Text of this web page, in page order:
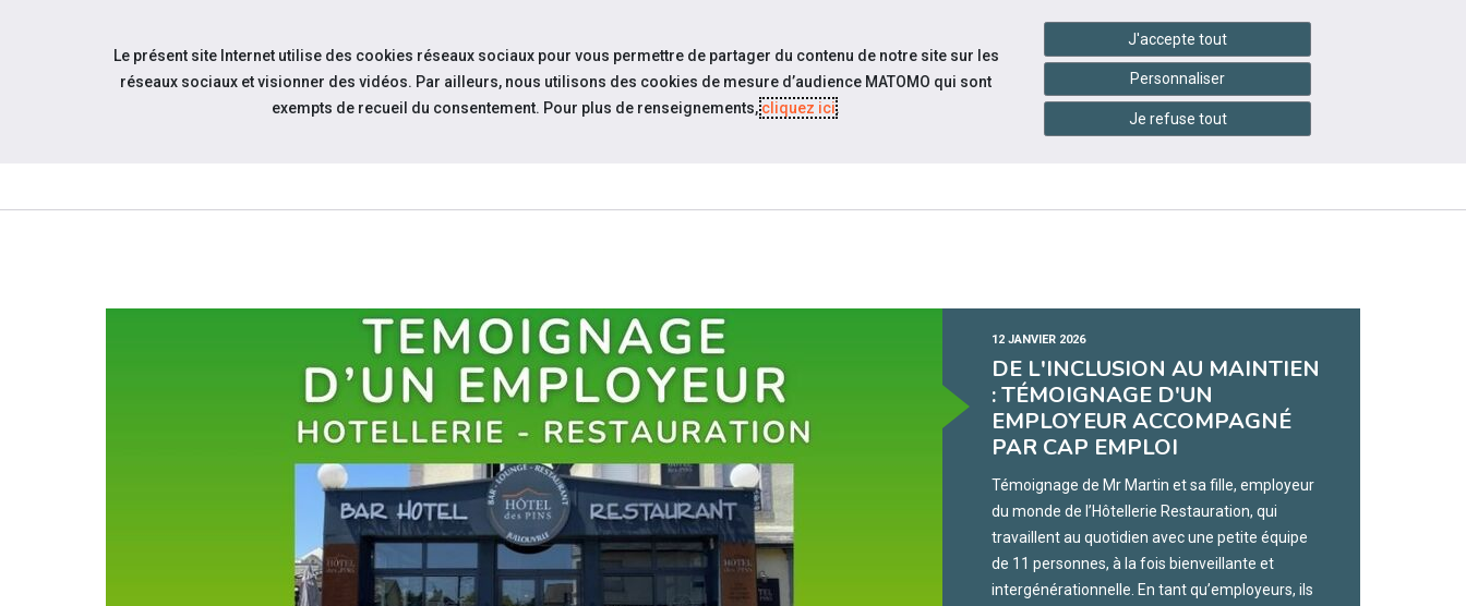
Aller au contenu
Sites du réseau settings_accessibility Accessibilité
QUI SOMMES-
INFOS
PRATIQUES
CONTACTEZ-
NOUS
12 JANVIER 2026
DE L'INCLUSION AU MAINTIEN
: TÉMOIGNAGE D'UN
EMPLOYEUR ACCOMPAGNÉ
PAR CAP EMPLOI
Témoignage de Mr Martin et sa fille, employeur
du monde de l’Hôtellerie Restauration, qui
travaillent au quotidien avec une petite équipe
de 11 personnes, à la fois bienveillante et
intergénérationnelle. En tant qu’employeurs, ils
Le présent site Internet utilise des cookies réseaux sociaux pour vous permettre de partager du contenu de notre site sur les
réseaux sociaux et visionner des vidéos. Par ailleurs, nous utilisons des cookies de mesure d’audience MATOMO qui sont
exempts de recueil du consentement. Pour plus de renseignements,cliquez ici.
J'accepte tout
Personnaliser
Je refuse tout